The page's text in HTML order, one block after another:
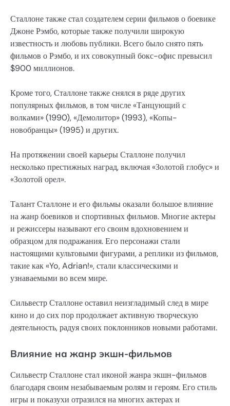
Сталлоне также стал создателем серии фильмов о боевике
Джоне Рэмбо, которые также получили широкую
известность и любовь публики. Всего было снято пять
фильмов о Рэмбо, и их совокупный бокс-офис превысил
$900 миллионов.
Кроме того, Сталлоне также снялся в ряде других
популярных фильмов, в том числе «Танцующий с
волками» (1990), «Демолитор» (1993), «Копы-
новобранцы» (1995) и других.
На протяжении своей карьеры Сталлоне получил
несколько престижных наград, включая «Золотой глобус» и
«Золотой орел».
Талант Сталлоне и его фильмы оказали большое влияние
на жанр боевиков и спортивных фильмов. Многие актеры
и режиссеры называют его своим вдохновением и
образцом для подражания. Его персонажи стали
настоящими культовыми фигурами, а реплики из фильмов,
такие как «Yo, Adrian!», стали классическими и
узнаваемыми во всем мире.
Сильвестр Сталлоне оставил неизгладимый след в мире
кино и до сих пор продолжает активную творческую
деятельность, радуя своих поклонников новыми работами.
Влияние на жанр экшн-фильмов
Сильвестр Сталлоне стал иконой жанра экшн-фильмов
благодаря своим незабываемым ролям и героям. Его стиль
игры и показухи отразился на многих актерах и